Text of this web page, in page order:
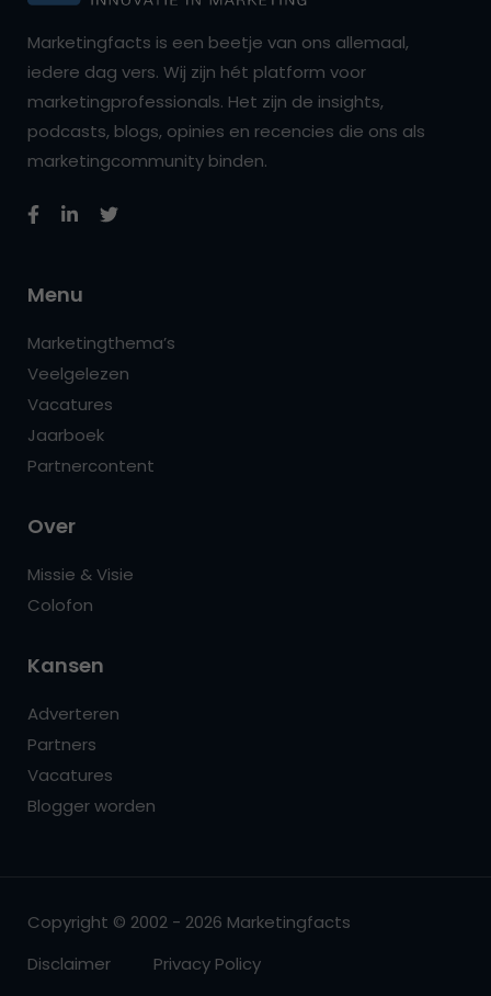
Marketingfacts is een beetje van ons allemaal,
iedere dag vers. Wij zijn hét platform voor
marketingprofessionals. Het zijn de insights,
podcasts, blogs, opinies en recencies die ons als
marketingcommunity binden.
Menu
Marketingthema’s
Veelgelezen
Vacatures
Jaarboek
Partnercontent
Over
Missie & Visie
Colofon
Kansen
Adverteren
Partners
Vacatures
Blogger worden
Copyright © 2002 - 2026 Marketingfacts
Disclaimer
Privacy Policy